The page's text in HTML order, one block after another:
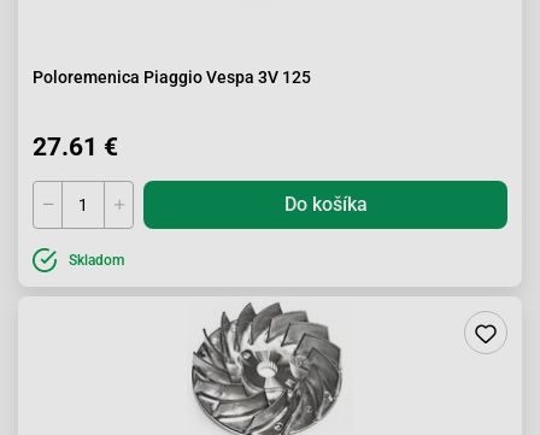
Poloremenica Piaggio Vespa 3V 125
27.61 €
Do košíka
Skladom